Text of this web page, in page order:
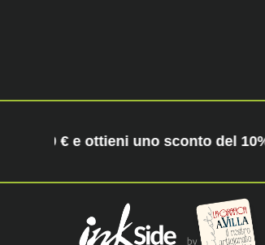
i 70 € e ottieni uno sconto del 10%